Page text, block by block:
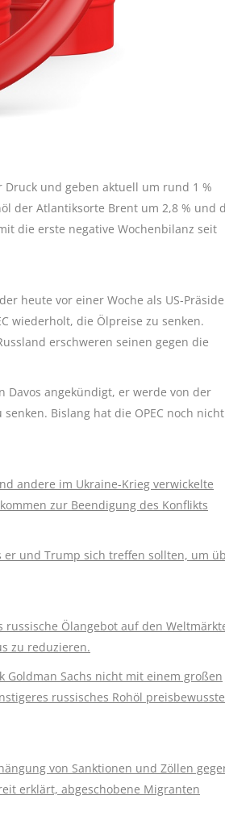
und geben aktuell um rund 1 %
der Atlantiksorte Brent um 2,8 % und
die erste negative Wochenbilanz seit
heute vor einer Woche als US-
wiederholt, die Ölpreise zu senken.
erschweren seinen gegen die
Davos angekündigt, er werde von der
Bislang hat die OPEC noch nicht
andere im Ukraine-Krieg verwickelte
zur Beendigung des Konflikts
er und Trump sich treffen sollten, um
Ölangebot auf den
zu reduzieren.
Goldman Sachs nicht mit einem großen
russisches Rohöl preisbewusste
von Sanktionen und Zöllen
erklärt, abgeschobene Migranten